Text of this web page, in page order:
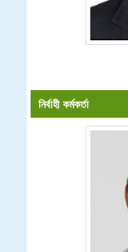
নির্বাহী কর্মকর্তা